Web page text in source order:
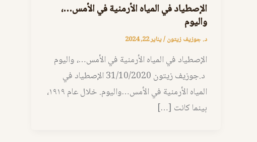
الإصطياد في المياه الأرمنية في الأمس…،
واليوم
د. جوزيف زيتون/يناير 22, 2024
الإصطياد في المياه الأرمنية في الأمس…، واليوم
د.جوزيف زيتون 31/10/2020 الإصطياد في
المياه الأرمنية في الأمس…واليوم. خلال عام ١٩١٩،
بينما كانت […]